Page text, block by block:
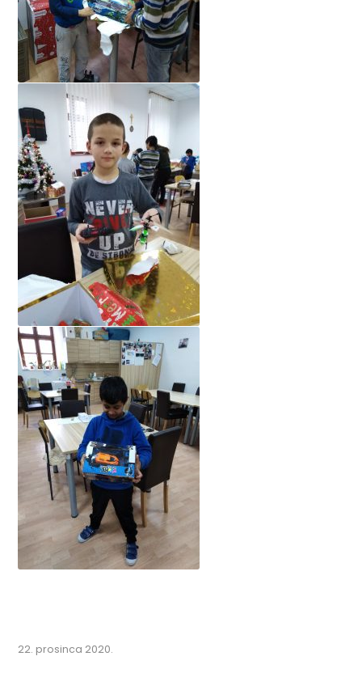
22. prosinca 2020.